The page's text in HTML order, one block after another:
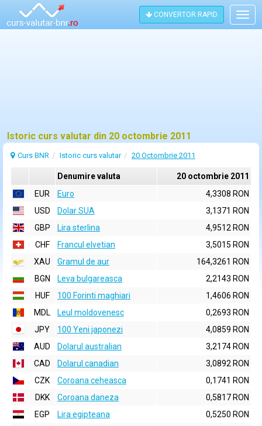
CONVERTOR RAPID
Istoric curs valutar din 20 octombrie 2011
Curs BNR Istoric curs valutar 20 Octombrie 2011
Denumire valuta
20 octombrie 2011
EUR
Euro
4,3308 RON
USD
Dolar SUA
3,1371 RON
GBP
Lira sterlina
4,9512 RON
CHF
Francul elvetian
3,5015 RON
XAU
Gramul de aur
164,3261 RON
BGN
Leva bulgareasca
2,2143 RON
HUF
100 Forinti maghiari
1,4606 RON
MDL
Leul moldovenesc
0,2693 RON
JPY
100 Yeni japonezi
4,0859 RON
AUD
Dolarul australian
3,2174 RON
CAD
Dolarul canadian
3,0892 RON
CZK
Coroana ceheasca
0,1741 RON
DKK
Coroana daneza
0,5817 RON
EGP
Lira egipteana
0,5250 RON